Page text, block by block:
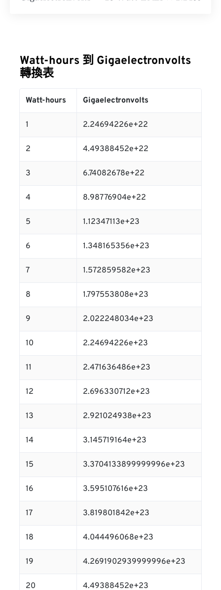
Watt-hours 到 Gigaelectronvolts
轉換表
Watt-hours Gigaelectronvolts
1 2.24694226e+22
2 4.49388452e+22
3 6.74082678e+22
4 8.98776904e+22
5 1.12347113e+23
6 1.348165356e+23
7 1.572859582e+23
8 1.797553808e+23
9 2.022248034e+23
10 2.24694226e+23
11 2.471636486e+23
12 2.696330712e+23
13 2.921024938e+23
14 3.145719164e+23
15 3.3704133899999996e+23
16 3.595107616e+23
17 3.819801842e+23
18 4.044496068e+23
19 4.2691902939999996e+23
20 4.49388452e+23